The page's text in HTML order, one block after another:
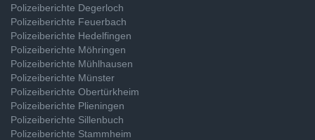
Polizeiberichte Degerloch
Polizeiberichte Feuerbach
Polizeiberichte Hedelfingen
Polizeiberichte Möhringen
Polizeiberichte Mühlhausen
Polizeiberichte Münster
Polizeiberichte Obertürkheim
Polizeiberichte Plieningen
Polizeiberichte Sillenbuch
Polizeiberichte Stammheim